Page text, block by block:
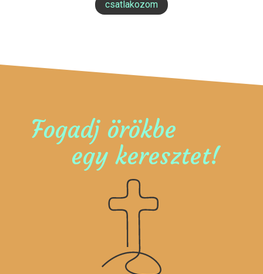
csatlakozom
Fogadj örökbe
egy keresztet!